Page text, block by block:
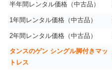
半年間レンタル価格（中古品）
1年間レンタル価格（中古品）
2年間レンタル価格（中古品）
タンスのゲン シングル脚付きマッ
トレス